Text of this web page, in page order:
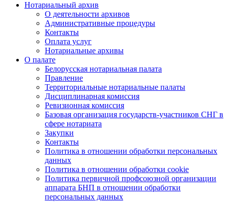
Нотариальный архив
О деятельности архивов
Административные процедуры
Контакты
Оплата услуг
Нотариальные архивы
О палате
Белорусская нотариальная палата
Правление
Территориальные нотариальные палаты
Дисциплинарная комиссия
Ревизионная комиссия
Базовая организация государств-участников СНГ в
сфере нотариата
Закупки
Контакты
Политика в отношении обработки персональных
данных
Политика в отношении обработки cookie
Политика первичной профсоюзной организации
аппарата БНП в отношении обработки
персональных данных